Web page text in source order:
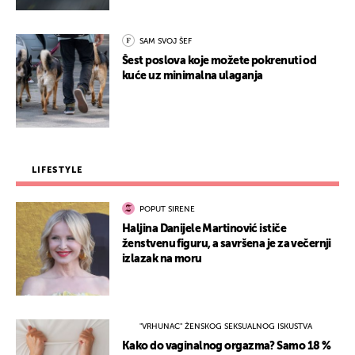
SAM SVOJ ŠEF
Šest poslova koje možete pokrenuti od
kuće uz minimalna ulaganja
LIFESTYLE
POPUT SIRENE
Haljina Danijele Martinović ističe
ženstvenu figuru, a savršena je za večernji
izlazak na moru
"VRHUNAC" ŽENSKOG SEKSUALNOG ISKUSTVA
Kako do vaginalnog orgazma? Samo 18 %